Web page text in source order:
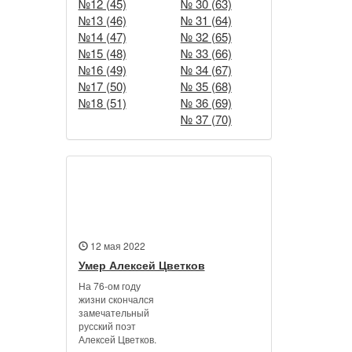
№13 (46)
№14 (47)
№15 (48)
№16 (49)
№17 (50)
№18 (51)
№ 31 (64)
№ 32 (65)
№ 33 (66)
№ 34 (67)
№ 35 (68)
№ 36 (69)
№ 37 (70)
12 мая 2022
Умер Алексей Цветков
На 76-ом году
жизни скончался
замечательный
русский поэт
Алексей Цветков.